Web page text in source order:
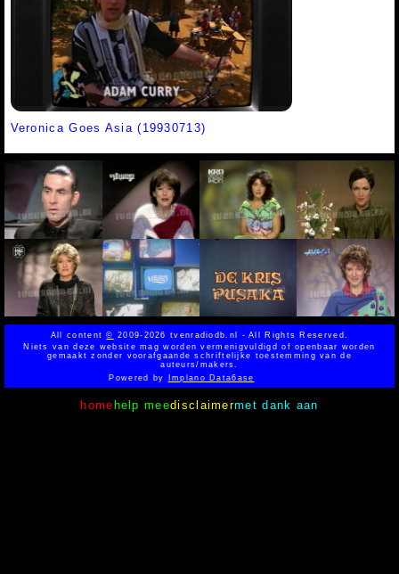
Veronica Goes Asia (19930713)
All content© 2009-2026 tvenradiodb.nl - All Rights Reserved.
Niets van deze website mag worden vermenigvuldigd of openbaar worden
gemaakt zonder voorafgaande schriftelijke toestemming van de
auteurs/makers.
Powered by
Implano Data6ase
home help meedisclaimermet dank aan